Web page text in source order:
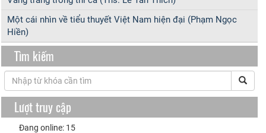
Một cái nhìn về tiểu thuyết Việt Nam hiện đại (Phạm Ngọc
Hiền)
Tìm kiếm
Lượt truy cập
Đang online: 15